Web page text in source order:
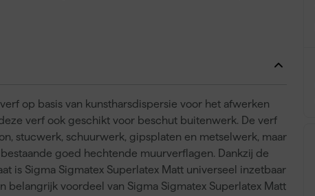
op basis van kunstharsdispersie voor het afwerken
verf ook geschikt voor beschut buitenwerk. De verf
stucwerk, schuurwerk, gipsplaten en metselwerk, maar
goed hechtende muurverflagen. Dankzij de
is Sigma Sigmatex Superlatex Matt universeel inzetbaar
voordeel van Sigma Sigmatex Superlatex Matt